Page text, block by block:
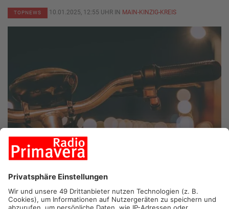
TOPNEWS 10.01.2025, 12:55 UHR IN MAIN-KINZIG-KREIS
LANGENSELBOLD.Zwischen Langenselbold und Hüttengesäß